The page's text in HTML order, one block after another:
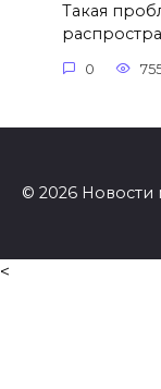
Такая
0
© 2026
<